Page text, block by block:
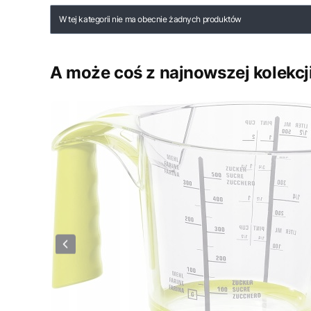
Lista produktów
W tej kategorii nie ma obecnie żadnych produktów
A może coś z najnowszej